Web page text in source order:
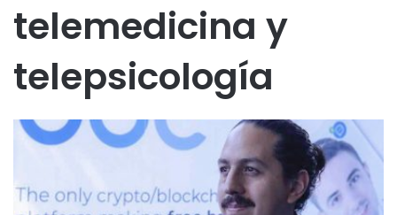
telemedicina y
telepsicología